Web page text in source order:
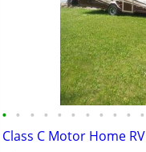
• • • • • • • • • • •
Class C Motor Home